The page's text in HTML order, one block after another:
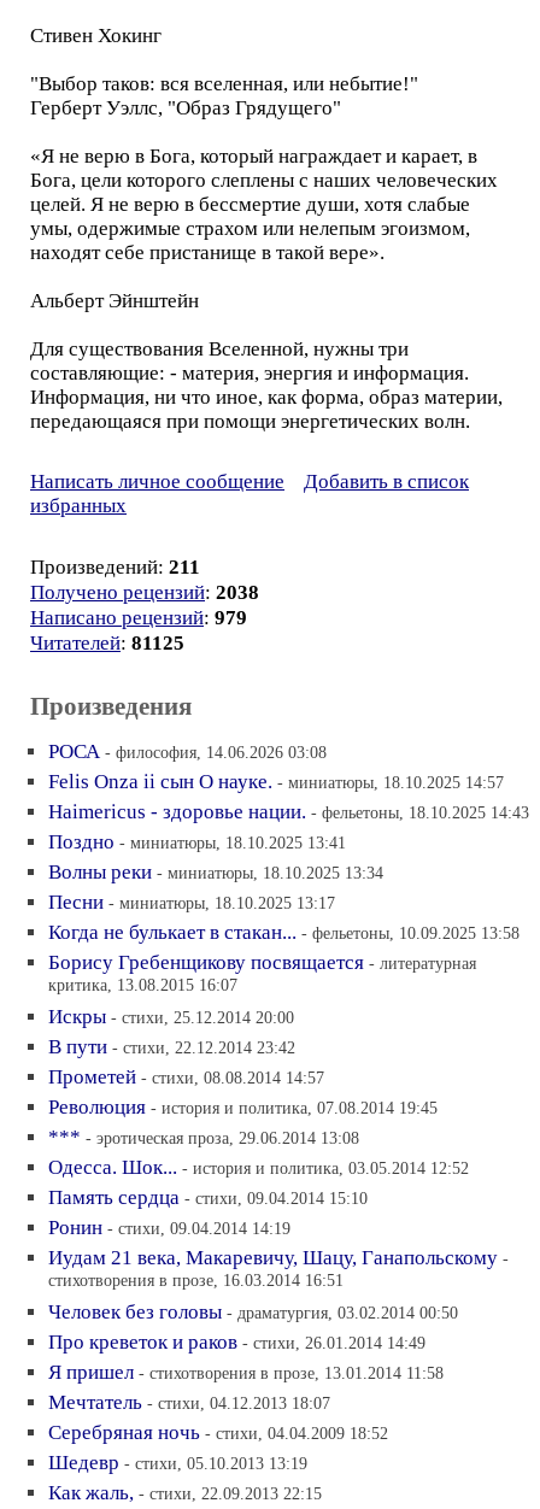
Стивен Хокинг
"Выбор таков: вся вселенная, или небытие!"
Герберт Уэллс, "Образ Грядущего"
«Я не верю в Бога, который награждает и карает, в
Бога, цели которого слеплены с наших человеческих
целей. Я не верю в бессмертие души, хотя слабые
умы, одержимые страхом или нелепым эгоизмом,
находят себе пристанище в такой вере».
Альберт Эйнштейн
Для существования Вселенной, нужны три
составляющие: - материя, энергия и информация.
Информация, ни что иное, как форма, образ материи,
передающаяся при помощи энергетических волн.
Написать личное сообщение
Добавить в список
избранных
Произведений: 211
Получено рецензий: 2038
Написано рецензий: 979
Читателей: 81125
Произведения
РОСА - философия, 14.06.2026 03:08
Felis Onza ii сын О науке. - миниатюры, 18.10.2025 14:57
Haimericus - здоровье нации. - фельетоны, 18.10.2025 14:43
Поздно - миниатюры, 18.10.2025 13:41
Волны реки - миниатюры, 18.10.2025 13:34
Песни - миниатюры, 18.10.2025 13:17
Когда не булькает в стакан... - фельетоны, 10.09.2025 13:58
Борису Гребенщикову посвящается - литературная
критика, 13.08.2015 16:07
Искры - стихи, 25.12.2014 20:00
В пути - стихи, 22.12.2014 23:42
Прометей - стихи, 08.08.2014 14:57
Революция - история и политика, 07.08.2014 19:45
*** - эротическая проза, 29.06.2014 13:08
Одесса. Шок... - история и политика, 03.05.2014 12:52
Память сердца - стихи, 09.04.2014 15:10
Ронин - стихи, 09.04.2014 14:19
Иудам 21 века, Макаревичу, Шацу, Ганапольскому -
стихотворения в прозе, 16.03.2014 16:51
Человек без головы - драматургия, 03.02.2014 00:50
Про креветок и раков - стихи, 26.01.2014 14:49
Я пришел - стихотворения в прозе, 13.01.2014 11:58
Мечтатель - стихи, 04.12.2013 18:07
Серебряная ночь - стихи, 04.04.2009 18:52
Шедевр - стихи, 05.10.2013 13:19
Как жаль, - стихи, 22.09.2013 22:15